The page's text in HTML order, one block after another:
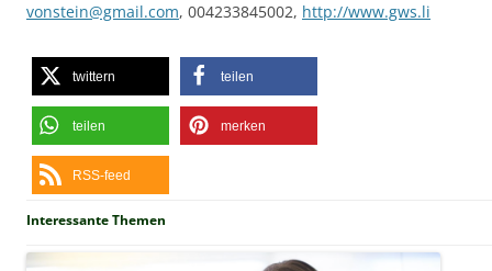
vonstein@gmail.com, 004233845002, http://www.gws.li
twittern teilen
teilen merken
RSS-feed
Interessante Themen